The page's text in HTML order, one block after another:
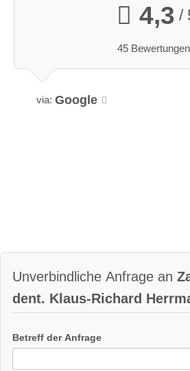
4,3 /
45 Bewertungen
via: Google
Unverbindliche Anfrage an
dent. Klaus-Richard
Betreff der Anfrage